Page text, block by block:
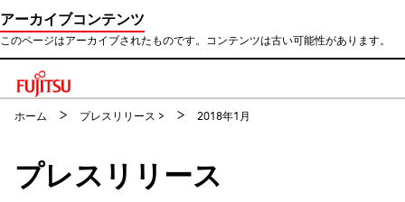
アーカイブコンテンツ
このページはアーカイブされたものです。コンテンツは古い可能性があります。
ホーム プレスリリース > 2018年1月
プレスリリース